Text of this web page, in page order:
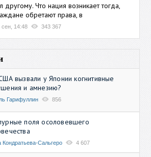
другому. Что нация возникает тогда,
обретают права, в
сен, 14:48 343 367
вызвали у Японии когнитивные
и амнезию?
Гарифуллин 856
поля осоловевшего
Кондратьева-Сальгеро 4 607